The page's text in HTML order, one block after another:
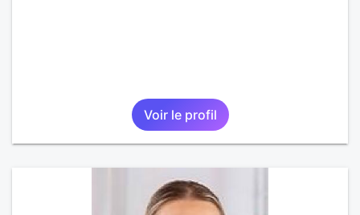
Voir le profil